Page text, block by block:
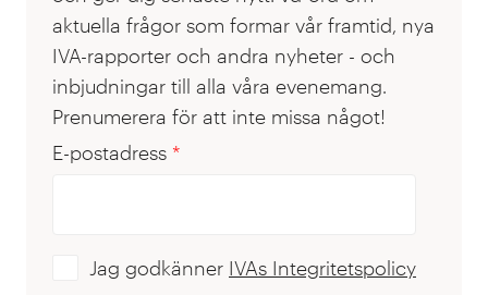
aktuella frågor som formar vår framtid, nya
IVA-rapporter och andra nyheter - och
inbjudningar till alla våra evenemang.
Prenumerera för att inte missa något!
E-postadress *
Jag godkänner IVAs Integritetspolicy